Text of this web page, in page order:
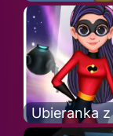
Ubieranka